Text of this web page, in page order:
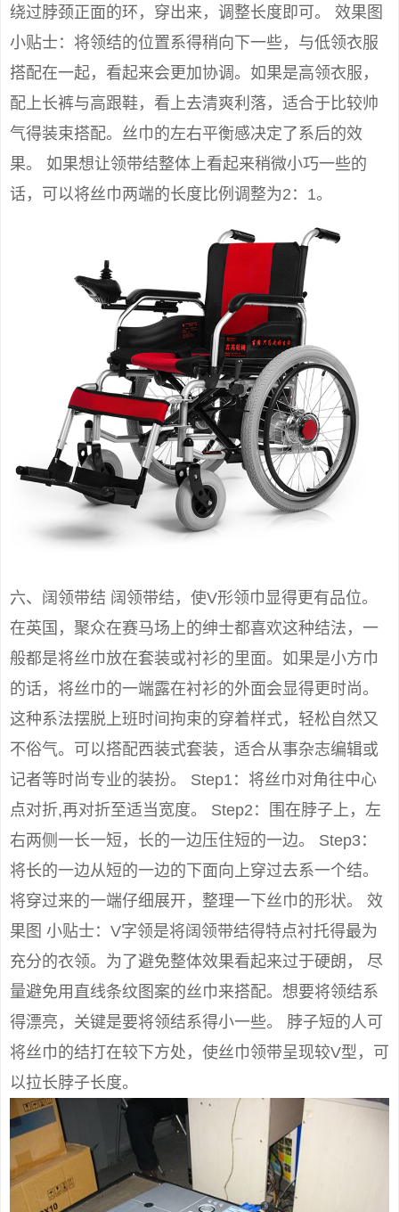
绕过脖颈正面的环，穿出来，调整长度即可。 效果图
小贴士：将领结的位置系得稍向下一些，与低领衣服
搭配在一起，看起来会更加协调。如果是高领衣服，
配上长裤与高跟鞋，看上去清爽利落，适合于比较帅
气得装束搭配。丝巾的左右平衡感决定了系后的效
果。 如果想让领带结整体上看起来稍微小巧一些的
话，可以将丝巾两端的长度比例调整为2：1。
六、阔领带结 阔领带结，使V形领巾显得更有品位。
在英国，聚众在赛马场上的绅士都喜欢这种结法，一
般都是将丝巾放在套装或衬衫的里面。如果是小方巾
的话，将丝巾的一端露在衬衫的外面会显得更时尚。
这种系法摆脱上班时间拘束的穿着样式，轻松自然又
不俗气。可以搭配西装式套装，适合从事杂志编辑或
记者等时尚专业的装扮。 Step1：将丝巾对角往中心
点对折,再对折至适当宽度。 Step2：围在脖子上，左
右两侧一长一短，长的一边压住短的一边。 Step3：
将长的一边从短的一边的下面向上穿过去系一个结。
将穿过来的一端仔细展开，整理一下丝巾的形状。 效
果图 小贴士：V字领是将阔领带结得特点衬托得最为
充分的衣领。为了避免整体效果看起来过于硬朗， 尽
量避免用直线条纹图案的丝巾来搭配。想要将领结系
得漂亮，关键是要将领结系得小一些。 脖子短的人可
将丝巾的结打在较下方处，使丝巾领带呈现较V型，可
以拉长脖子长度。